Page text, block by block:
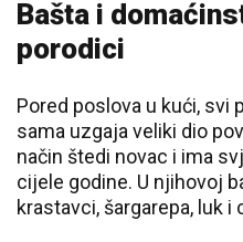
Bašta i
porodici
Pored poslova u kući, svi
sama uzgaja veliki dio
način štedi novac i ima
cijele godine. U njihovoj
krastavci, šargarepa, luk i